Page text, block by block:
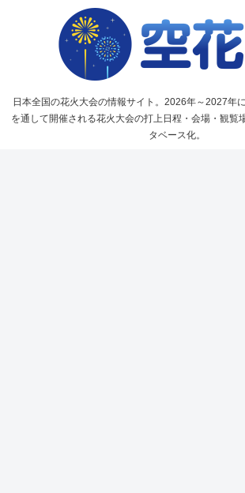
日本全国の花火大会の情報サイト。2026年～2027年
を通して開催される花火大会の打上日程・会場・観覧
タベース化。